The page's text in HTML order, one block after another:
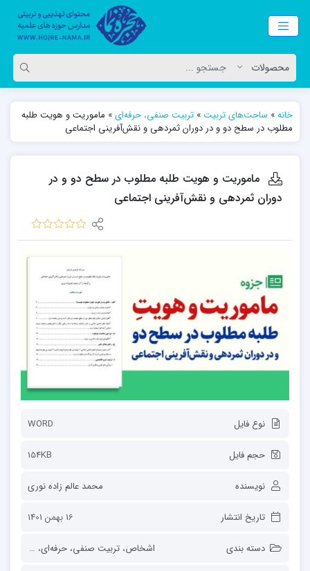
خانه» ساحت‌های تربیت» تربیت صنفی، حرفه‌ای» ماموریت و هویت طلبه
مطلوب در سطح دو و در دوران ثمردهی و نقش‌آفرینی اجتماعی
ماموریت و هویت طلبه مطلوب در سطح دو و در
دوران ثمردهی و نقش‌آفرینی اجتماعی
نوع فایل WORD
حجم فایل 154KB
نویسنده محمد عالم زاده نوری
تاریخ انتشار 16 بهمن 1401
دسته بندی اشخاص، تربیت صنفی، حرفه‌ای، حجة